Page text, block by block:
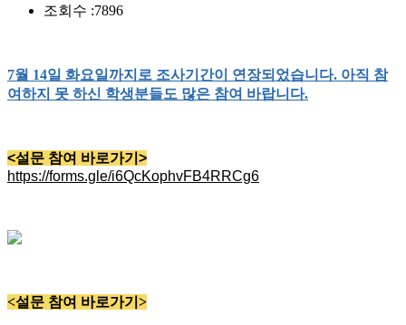
조회수 :7896
7월 14일 화요일까지로 조사기간이 연장되었습니다. 아직 참
여하지 못 하신 학생분들도 많은 참여 바랍니다.
<설문 참여 바로가기>
https://forms.gle/i6QcKophvFB4RRCg6
<설문 참여 바로가기>